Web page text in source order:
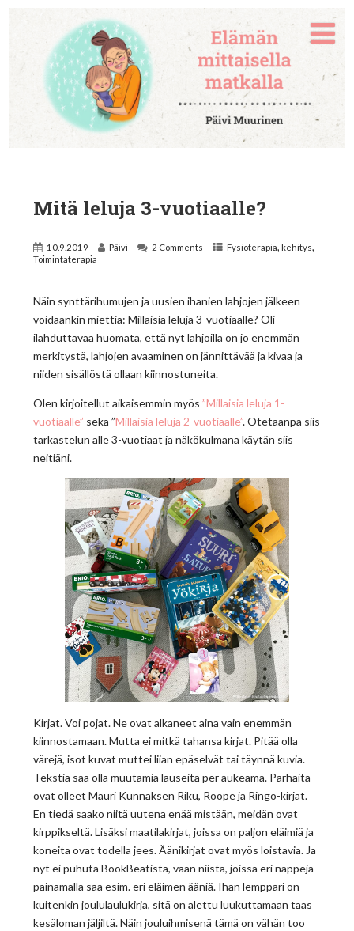
Mitä leluja 3-vuotiaalle?
10.9.2019 Päivi 2 Comments Fysioterapia,kehitys,
Toimintaterapia
Näin synttärihumujen ja uusien ihanien lahjojen jälkeen
voidaankin miettiä: Millaisia leluja 3-vuotiaalle? Oli
ilahduttavaa huomata, että nyt lahjoilla on jo enemmän
merkitystä, lahjojen avaaminen on jännittävää ja kivaa ja
niiden sisällöstä ollaan kiinnostuneita.
Olen kirjoitellut aikaisemmin myös”Millaisia leluja 1-
vuotiaalle” sekä ”Millaisia leluja 2-vuotiaalle”. Otetaanpa siis
tarkastelun alle 3-vuotiaat ja näkökulmana käytän siis
neitiäni.
Kirjat. Voi pojat. Ne ovat alkaneet aina vain enemmän
kiinnostamaan. Mutta ei mitkä tahansa kirjat. Pitää olla
värejä, isot kuvat muttei liian epäselvät tai täynnä kuvia.
Tekstiä saa olla muutamia lauseita per aukeama. Parhaita
ovat olleet Mauri Kunnaksen Riku, Roope ja Ringo-kirjat.
En tiedä saako niitä uutena enää mistään, meidän ovat
kirppikseltä. Lisäksi maatilakirjat, joissa on paljon eläimiä ja
koneita ovat todella jees. Äänikirjat ovat myös loistavia. Ja
nyt ei puhuta BookBeatista, vaan niistä, joissa eri nappeja
painamalla saa esim. eri eläimen ääniä. Ihan lemppari on
kuitenkin joululaulukirja, sitä on alettu luukuttamaan taas
kesäloman jäljiltä. Näin jouluihmisenä tämä on vähän too